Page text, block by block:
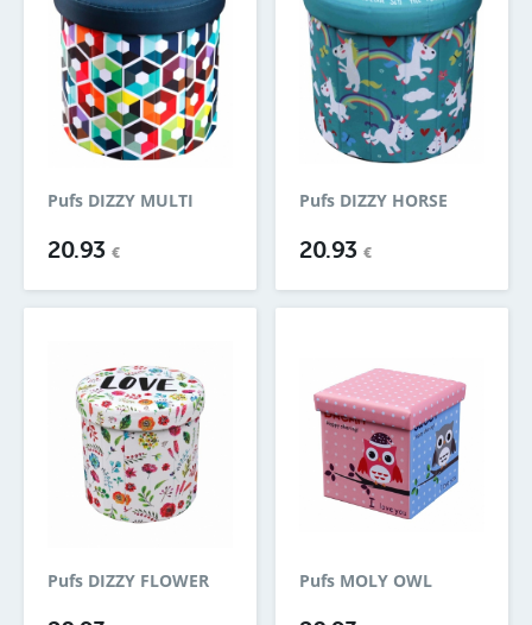
Pufs DIZZY MULTI
20.93 €
Pufs DIZZY HORSE
20.93 €
Pufs DIZZY FLOWER Pufs MOLY OWL